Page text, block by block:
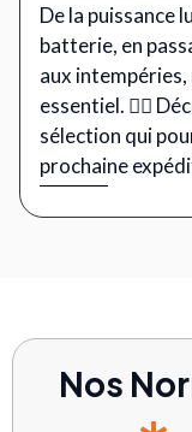
De la puissance
batterie, en
aux
essentiel. 🧗‍♂️
sélection qui
prochaine
Nos